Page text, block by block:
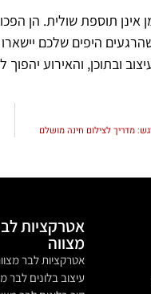
תוספת שולית. הן
היפים שלכם
ובתוכן, והאירוע
מדריך לצילום חינה מושלם
אטרקציות
מצווה
אטרקציות לבר
עיצוב בלונים לבר